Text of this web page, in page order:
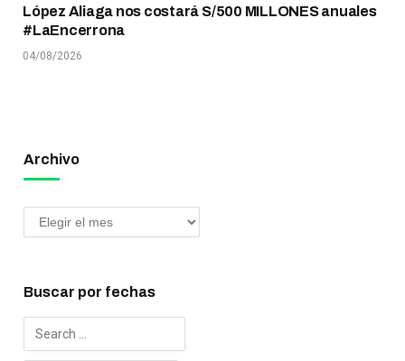
López Aliaga nos costará S/500 MILLONES anuales
#LaEncerrona
04/08/2026
Archivo
Buscar por fechas